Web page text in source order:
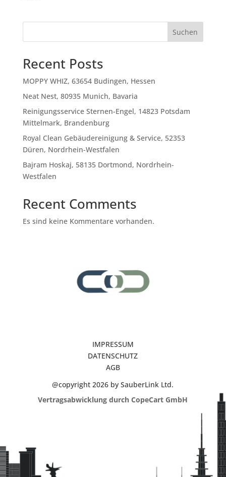
Suchen
Recent Posts
MOPPY WHIZ, 63654 Budingen, Hessen
Neat Nest, 80935 Munich, Bavaria
Reinigungsservice Sternen-Engel, 14823 Potsdam
Mittelmark, Brandenburg
Royal Clean Gebäudereinigung & Service, 52353
Düren, Nordrhein-Westfalen
Bajram Hoskaj, 58135 Dortmond, Nordrhein-
Westfalen
Recent Comments
Es sind keine Kommentare vorhanden.
IMPRESSUM
DATENSCHUTZ
AGB
@copyright 2026 by SauberLink Ltd.
Vertragsabwicklung durch CopeCart GmbH